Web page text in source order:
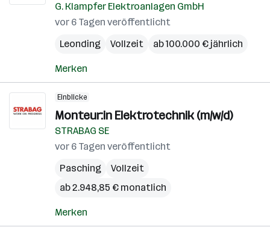
G. Klampfer Elektroanlagen GmbH
vor 6 Tagen veröffentlicht
Leonding
Vollzeit ab 100.000 € jährlich
Merken
Einblicke
Monteur:in Elektrotechnik (m/w/d)
STRABAG SE
vor 6 Tagen veröffentlicht
Pasching
Vollzeit
ab 2.948,85 € monatlich
Merken